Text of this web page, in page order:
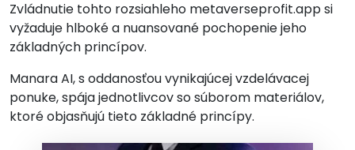
Zvládnutie tohto rozsiahleho metaverseprofit.app si
vyžaduje hlboké a nuansované pochopenie jeho
základných princípov.
Manara AI, s oddanosťou vynikajúcej vzdelávacej
ponuke, spája jednotlivcov so súborom materiálov,
ktoré objasňujú tieto základné princípy.